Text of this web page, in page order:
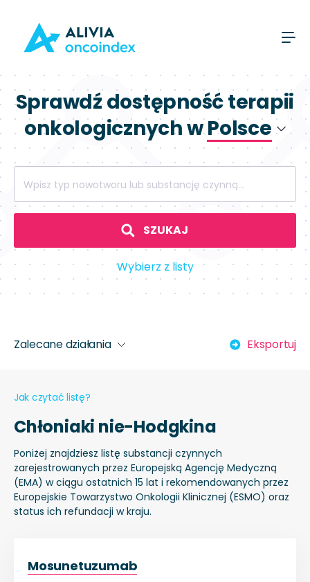
Sprawdź dostępność terapii
onkologicznych wPolsce
Hiszpanii
SZUKAJ
Wybierz z listy
Zalecane działania Eksportuj
Chłoniaki nie-Hodgkina
Jak czytać listę?
Poniżej znajdziesz listę substancji czynnych
zarejestrowanych przez Europejską Agencję Medyczną
(EMA) w ciągu ostatnich 15 lat i rekomendowanych przez
Europejskie Towarzystwo Onkologii Klinicznej (ESMO) oraz
status ich refundacji w kraju.
Mosunetuzumab